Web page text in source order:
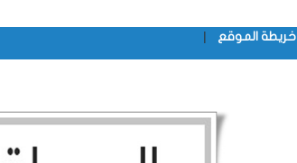
خريطة الموقع |